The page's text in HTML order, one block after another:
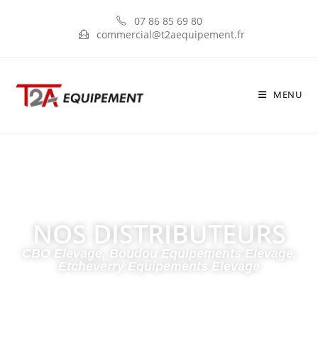
07 86 85 69 80
commercial@t2aequipement.fr
MENU
NOS DISTRIBUTEURS
CBO Elevage, Boudou Equipements Elevage,
Etcheverry Equipements Elevage